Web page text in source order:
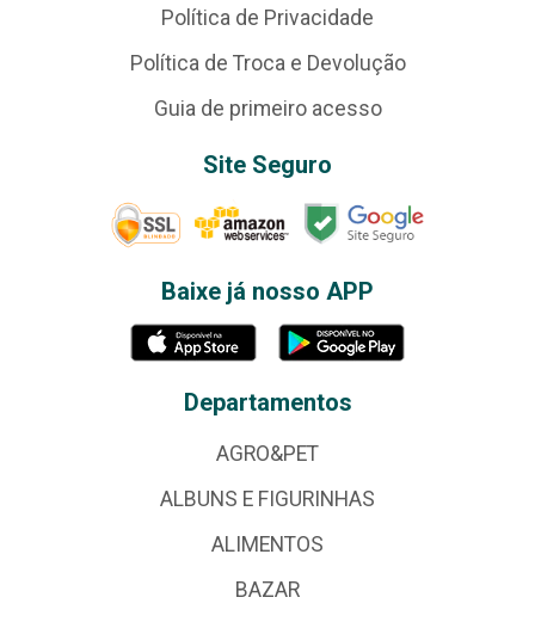
Política de Privacidade
Política de Troca e Devolução
Guia de primeiro acesso
Site Seguro
Baixe já nosso APP
Departamentos
AGRO&PET
ALBUNS E FIGURINHAS
ALIMENTOS
BAZAR